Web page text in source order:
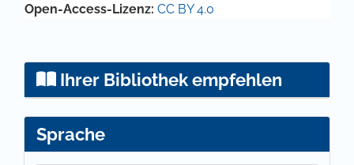
Open-Access-Lizenz: CC BY 4.0
Ihrer Bibliothek empfehlen
Sprache